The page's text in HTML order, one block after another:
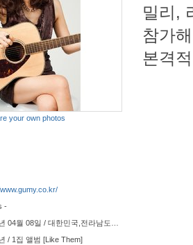
your own photos
-
/ 1집 앨범 [Like Them]
밀리,
참가
본격